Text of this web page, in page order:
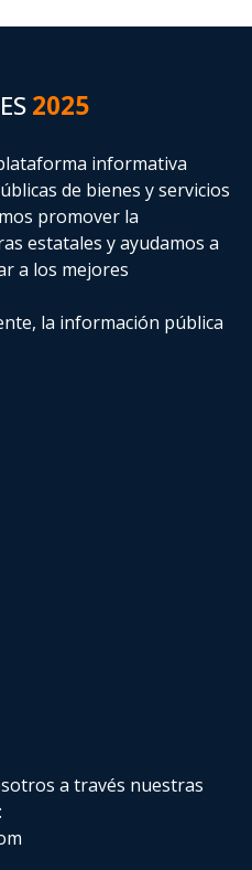
2025
informativa
de bienes y servicios
promover la
estatalesy ayudamos a
a los mejores
la información pública
a través nuestras